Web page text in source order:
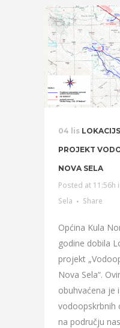
04 lis
PROJEKT
NOVA SELA
Posted at 11:56h
Sela
Share
Općina Kula
godine dobila
projekt
Nova Sela“.
obuhvaćena je
vodoopskrbnih
na području